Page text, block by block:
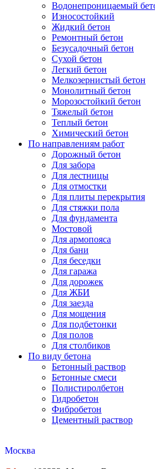
Водонепроницаемый
Износостойкий
Жидкий бетон
Ремонтный бетон
Безусадочный бетон
Сухой бетон
Легкий бетон
Мелкозернистый бетон
Монолитный бетон
Морозостойкий бетон
Тяжелый бетон
Теплый бетон
Химический бетон
По направлениям работ
Дорожный бетон
Для забора
Для лестницы
Для отмостки
Для плиты перекрытия
Для стяжки пола
Для фундамента
Мостовой
Для армопояса
Для бани
Для беседки
Для гаража
Для дорожек
Для ЖБИ
Для заезда
Для мощения
Для подбетонки
Для полов
Для столбиков
По виду бетона
Бетонный раствор
Бетонные смеси
Полистиролбетон
Гидробетон
Фибробетон
Цементный раствор
Москва